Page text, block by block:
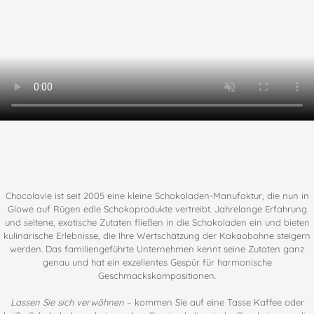
Chocolavie ist seit 2005 eine kleine Schokoladen-Manufaktur, die nun in
Glowe auf Rügen edle Schokoprodukte vertreibt. Jahrelange Erfahrung
und seltene, exotische Zutaten fließen in die Schokoladen ein und bieten
kulinarische Erlebnisse, die Ihre Wertschätzung der Kakaobohne steigern
werden. Das familiengeführte Unternehmen kennt seine Zutaten ganz
genau und hat ein exzellentes Gespür für harmonische
Geschmackskompositionen.
Lassen Sie sich verwöhnen– kommen Sie auf eine Tasse Kaffee oder